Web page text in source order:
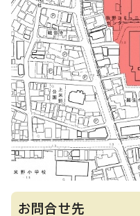
お問合せ先